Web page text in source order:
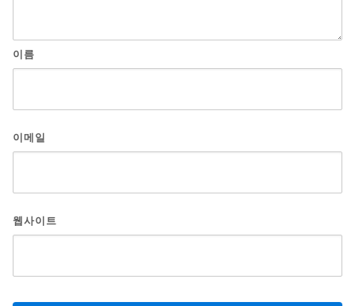
이름
이메일
웹사이트